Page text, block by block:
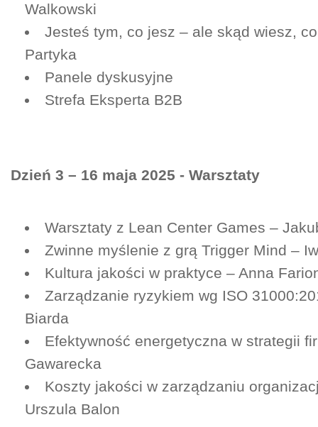
Walkowski
Jesteś tym, co jesz – ale skąd wiesz,
Partyka
Panele dyskusyjne
Strefa Eksperta B2B
Dzień 3 – 16 maja 2025 - Warsztaty
Warsztaty z Lean Center Games –
Zwinne myślenie z grą Trigger Mind –
Kultura jakości w praktyce – Anna
Zarządzanie ryzykiem wg ISO
Biarda
Efektywność energetyczna w strategii
Gawarecka
Koszty jakości w zarządzaniu
Urszula Balon